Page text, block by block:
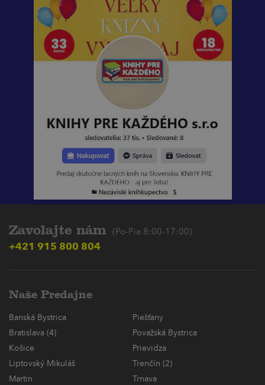
Zavolajte nám (Po-Pia 8:00-17:00)
+421 915 800 804
Naše Predajne
Banská Bystrica
Piešťany
Bratislava (4)
Považská Bystrica
Košice
Prievidza
Liptovský Mikuláš
Trenčín (2)
Martin
Trnava